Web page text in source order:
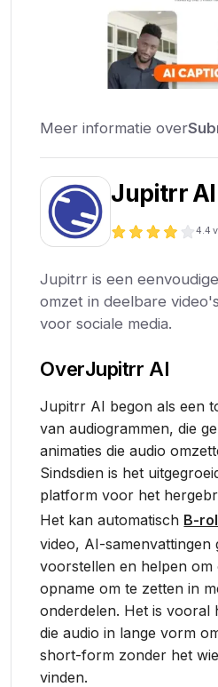
Meer informatie over
Jupitrr AI
4.4
Jupitrr is een
omzet in deelbare
voor sociale media.
OverJupitrr AI
Jupitrr AI begon als een
van audiogrammen, die
animaties die audio
Sindsdien is het
platform voor het
Het kan automatisch B-
video, AI-samenvattingen
voorstellen en helpen om
opname om te zetten in
onderdelen. Het is vooral
die audio in lange vorm
short-form zonder het
vinden.